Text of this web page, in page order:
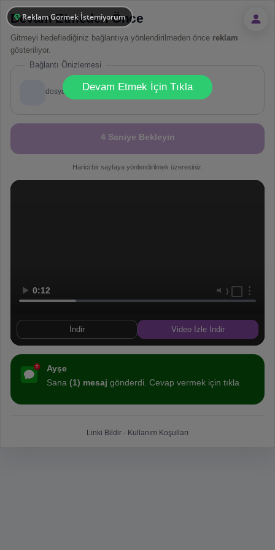
Devam Etmeden Önce
Gitmeyi hedeflediğiniz bağlantıya yönlendirilmeden önce reklam
gösteriliyor.
Bağlantı Önizlemesi
dosya.co
4 Saniye Bekleyin
Harici bir sayfaya yönlendirilmek üzeresiniz.
0:12
İndir Video İzle İndir
Ayşe
Sana (1) mesaj gönderdi. Cevap vermek için tıkla
Linki Bildir - Kullanım Koşulları
! Not valid!
Devam Etmek İçin Tıkla
Reklam Görmek İstemiyorum